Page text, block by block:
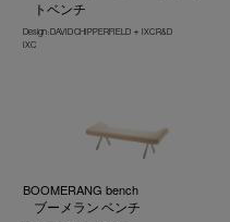
トベンチ
Design : DAVID CHIPPERFIELD ＋ IXC R&D
IXC
BOOMERANG bench
ブーメラン ベンチ